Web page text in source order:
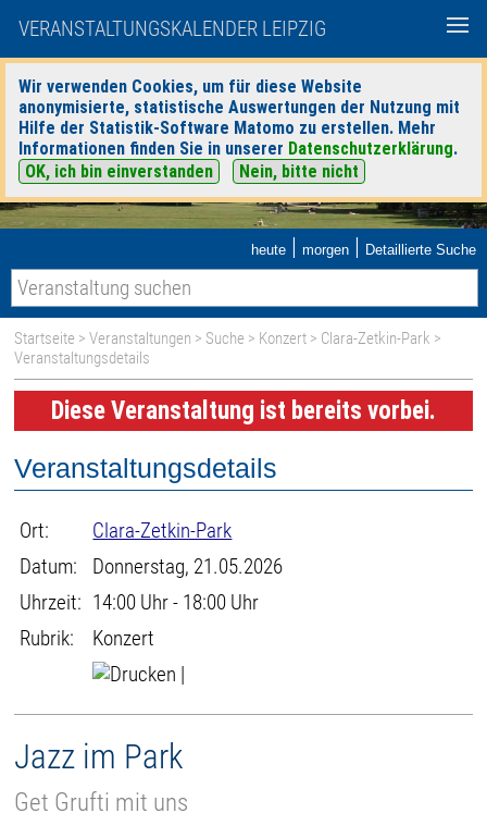
VERANSTALTUNGSKALENDER LEIPZIG
Wir verwenden Cookies, um für diese Website
anonymisierte, statistische Auswertungen der Nutzung mit
Hilfe der Statistik-Software Matomo zu erstellen. Mehr
Informationen finden Sie in unserer Datenschutzerklärung.
OK, ich bin einverstanden
Nein, bitte nicht
heute | morgen | Detaillierte Suche
Startseite >Veranstaltungen > Suche > Konzert > Clara-Zetkin-Park >
Veranstaltungsdetails
Diese Veranstaltung ist bereits vorbei.
Veranstaltungsdetails
Ort:
Clara-Zetkin-Park
Datum:
Donnerstag, 21.05.2026
Uhrzeit: 14:00 Uhr - 18:00 Uhr
Rubrik:
Konzert
|
Jazz im Park
Get Grufti mit uns